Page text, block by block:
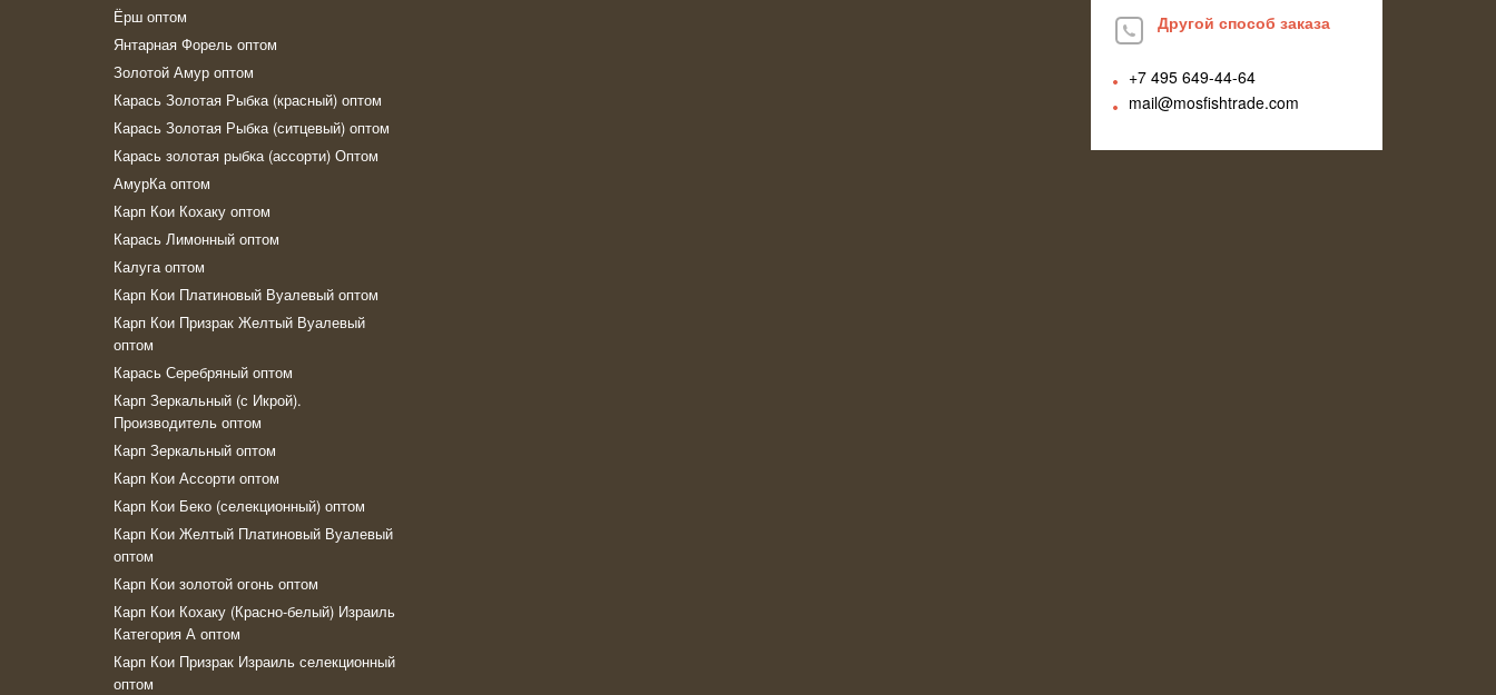
Ёрш оптом
Янтарная Форель оптом
Золотой Амур оптом
Карась Золотая Рыбка (красный) оптом
Карась Золотая Рыбка (ситцевый) оптом
Карась золотая рыбка (ассорти) Оптом
АмурКа оптом
Карп Кои Кохаку оптом
Карась Лимонный оптом
Калуга оптом
Карп Кои Платиновый Вуалевый оптом
Карп Кои Призрак Желтый Вуалевый
оптом
Карась Серебряный оптом
Карп Зеркальный (с Икрой).
Производитель оптом
Карп Зеркальный оптом
Карп Кои Ассорти оптом
Карп Кои Беко (селекционный) оптом
Карп Кои Желтый Платиновый Вуалевый
оптом
Карп Кои золотой огонь оптом
Карп Кои Кохаку (Красно-белый) Израиль
Категория А оптом
Карп Кои Призрак Израиль селекционный
оптом
Другой способ заказа
+7 495649-44-64
mail@mosfishtrade.com